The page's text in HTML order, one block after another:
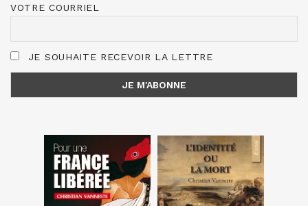
VOTRE COURRIEL
JE SOUHAITE RECEVOIR LA LETTRE